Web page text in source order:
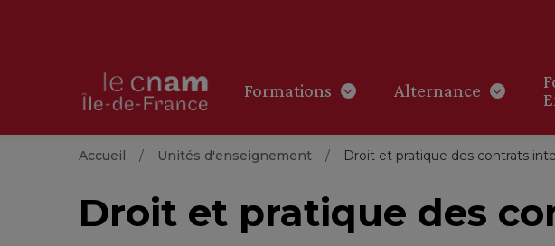
Formations Alternance
Accueil Unités d'enseignement Droit et pratique des contrats
Droit et pratique des